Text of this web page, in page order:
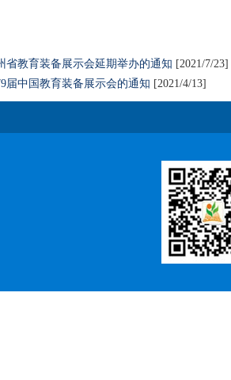
省教育装备展示会延期举办的通知 [2021/7/23]
届中国教育装备展示会的通知 [2021/4/13]